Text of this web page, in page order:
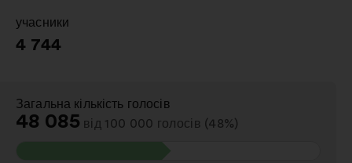
учасники
:
4 744
Загальна кількість голосів
:
48 085 від 100 000 голосів (48%)